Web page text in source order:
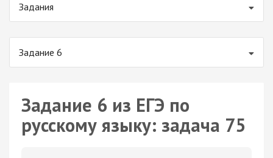
Задания
Задание 6
Задание 6 из ЕГЭ по
русскому языку: задача 75